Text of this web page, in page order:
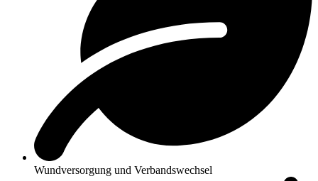
Wundversorgung und Verbandswechsel